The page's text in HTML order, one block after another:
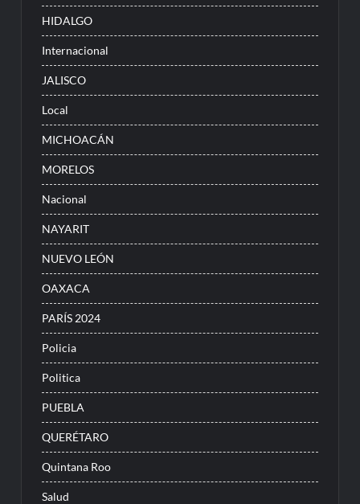
HIDALGO
Internacional
JALISCO
Local
MICHOACÁN
MORELOS
Nacional
NAYARIT
NUEVO LEÓN
OAXACA
PARÍS 2024
Policia
Politica
PUEBLA
QUERÉTARO
Quintana Roo
Salud